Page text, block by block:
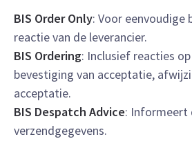
BIS Order Only: Voor eenvoudige
reactie van de leverancier.
BIS Ordering: Inclusief reacties
bevestiging van acceptatie,
acceptatie.
BIS Despatch Advice: Informeert
verzendgegevens.